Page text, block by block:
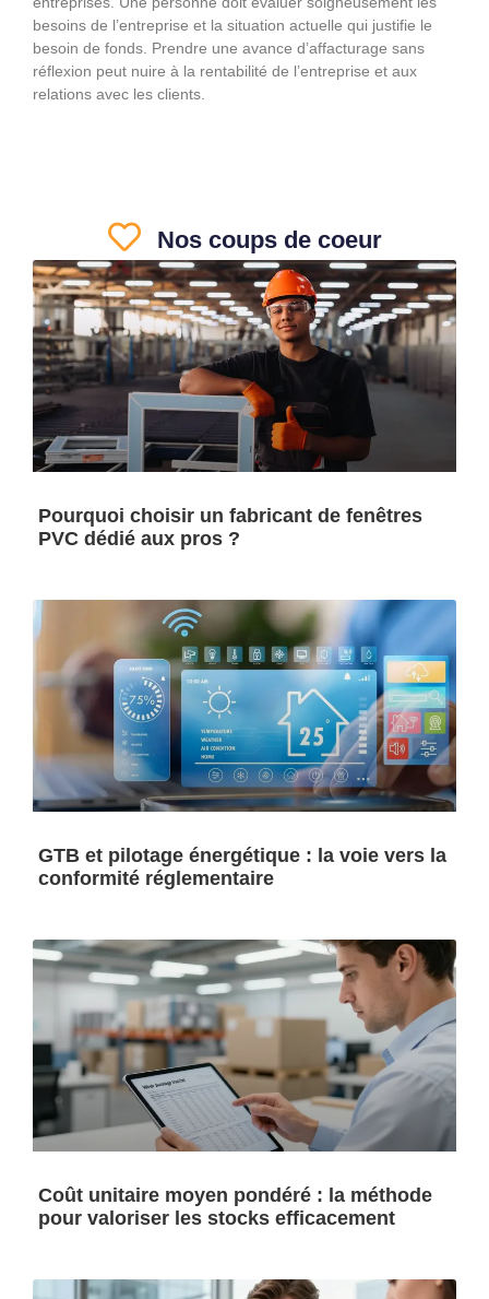
besoins de l’entreprise et la situation actuelle qui justifie le
besoin de fonds. Prendre une avance d’affacturage sans
réflexion peut nuire à la rentabilité de l’entreprise et aux
relations avec les clients.
Nos coups de coeur
Pourquoi choisir un fabricant de fenêtres
PVC dédié aux pros ?
GTB et pilotage énergétique : la voie vers la
conformité réglementaire
Coût unitaire moyen pondéré : la méthode
pour valoriser les stocks efficacement